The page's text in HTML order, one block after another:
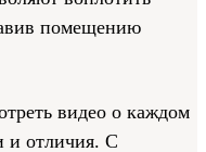
помещению
видео о каждом
и отличия. С